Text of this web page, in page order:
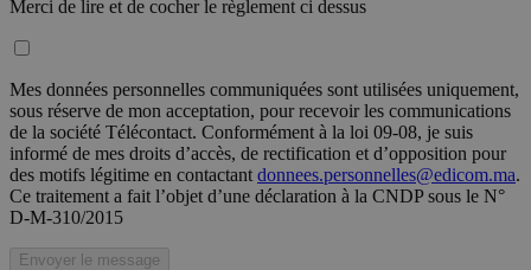
Merci de lire et de cocher le règlement ci dessus
Mes données personnelles communiquées sont utilisées uniquement,
sous réserve de mon acceptation, pour recevoir les communications
de la société Télécontact. Conformément à la loi 09-08, je suis
informé de mes droits d’accès, de rectification et d’opposition pour
des motifs légitime en contactant donnees.personnelles@edicom.ma.
Ce traitement a fait l’objet d’une déclaration à la CNDP sous le N°
D-M-310/2015
Envoyer le message